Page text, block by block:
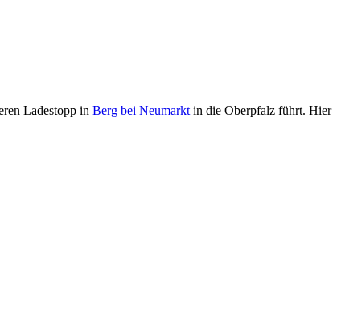
Ladestopp in Berg bei Neumarkt in die Oberpfalz führt. Hier